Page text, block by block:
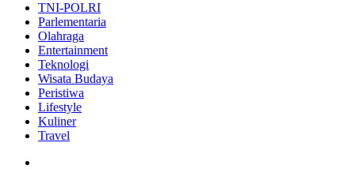
TNI-POLRI
Parlementaria
Olahraga
Entertainment
Teknologi
Wisata Budaya
Peristiwa
Lifestyle
Kuliner
Travel